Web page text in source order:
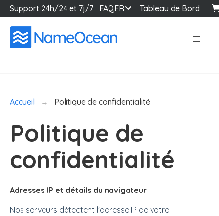
Support 24h/24 et 7j/7 FAQFR Tableau de Bord
Accueil Politique de confidentialité
Politique de
confidentialité
Adresses IP et détails du navigateur
Nos serveurs détectent l'adresse IP de votre